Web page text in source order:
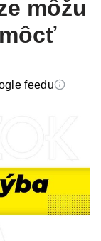
môžu
feedu